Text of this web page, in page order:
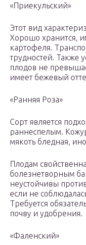
«Приекульский»
Этот вид
Хорошо хранится,
картофеля.
трудностей. Также
плодов не
имеет бежевый
«Ранняя Роза»
Сорт является
раннеспелым.
мякоть бледная,
Плодам
болезнетворным
неустойчивы
если не
Требуется
почву и удобрения.
«Фаленский»